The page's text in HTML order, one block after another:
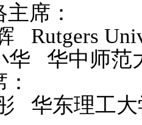
席：
华中师范
东理工